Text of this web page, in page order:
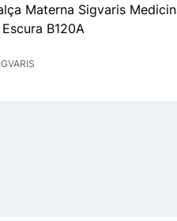
Materna Sigvaris
B120A